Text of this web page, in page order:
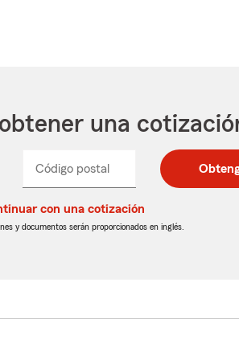
una
Código postal
postal
de
postal
de
_____
con una cotización
y documentos serán proporcionados en inglés.